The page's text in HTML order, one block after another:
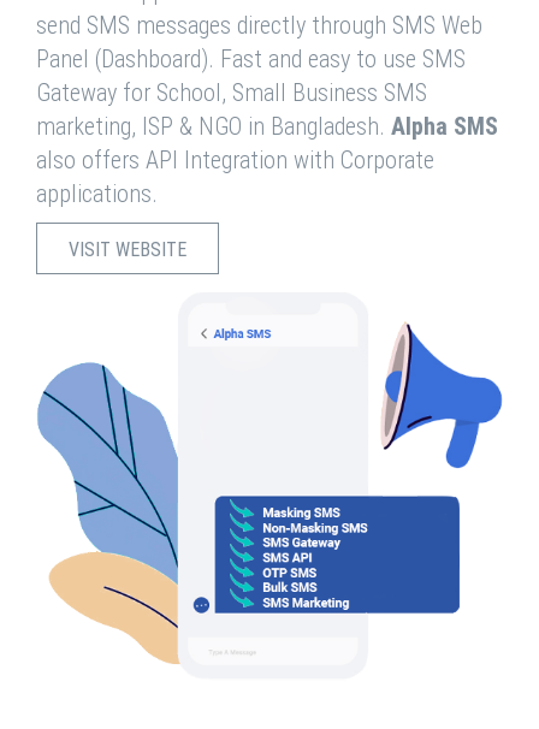
send SMS messages directly through SMS Web
Panel (Dashboard). Fast and easy to use SMS
Gateway for School, Small Business SMS
marketing, ISP & NGO in Bangladesh. Alpha SMS
also offers API Integration with Corporate
applications.
VISIT WEBSITE